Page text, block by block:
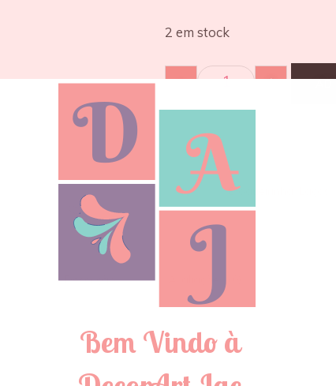
2 em stock
- +
REF:124
Categorias:Blogueirinha
Descrição